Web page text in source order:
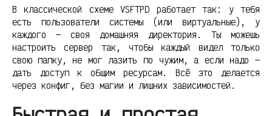
В классической схеме VSFTPD работает так: у тебя
есть пользователи системы (или виртуальные), у
каждого — своя домашняя директория. Ты можешь
настроить сервер так, чтобы каждый видел только
свою папку, не мог лазить по чужим, а если надо —
дать доступ к общим ресурсам. Всё это делается
через конфиг, без магии и лишних зависимостей.